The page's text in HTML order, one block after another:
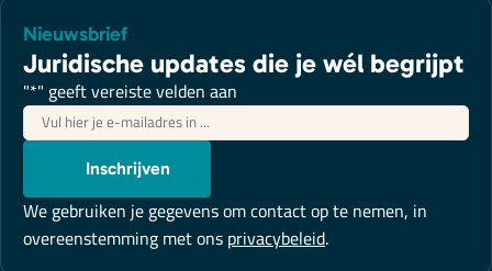
Nieuwsbrief
Juridische updates die je wél begrijpt
"*" geeft vereiste velden aan
E-
mailadres*
Inschrijven
We gebruiken je gegevens om contact op te nemen, in
overeenstemming met onsprivacybeleid.